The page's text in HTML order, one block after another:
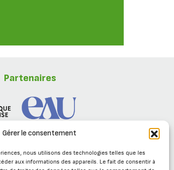
Gérer le consentement
nous utilisons des technologies telles que les
aux informations des appareils. Le fait de consentir à
Partenaires